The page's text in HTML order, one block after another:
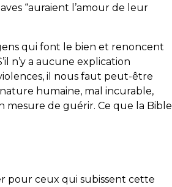
“auraient l’amour de leur
qui font le bien et renoncent
n’y a aucune explication
il nous faut peut-être
humaine, mal incurable,
mesure de guérir. Ce que la Bible
pour ceux qui subissent cette